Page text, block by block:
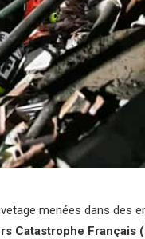
menées dans des
Catastrophe Français